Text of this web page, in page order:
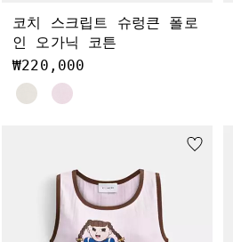
코치 스크립트 슈렁큰 폴로
인 오가닉 코튼
₩220,000